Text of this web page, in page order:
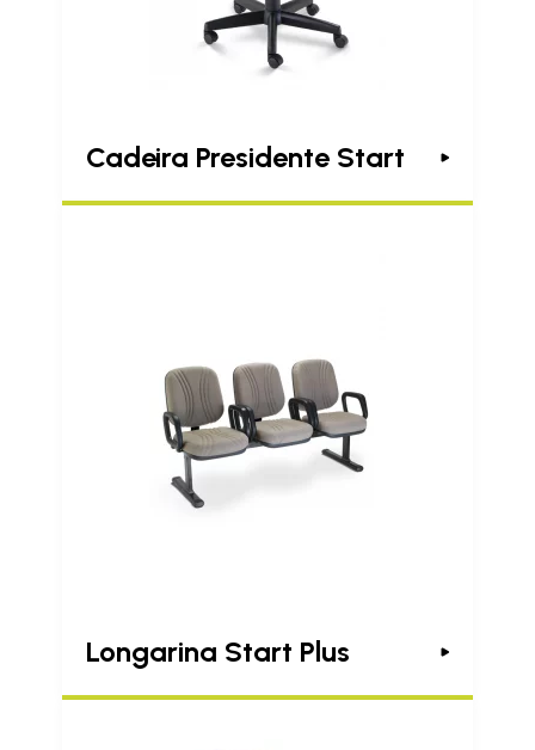
Cadeira Presidente Start
Longarina Start Plus